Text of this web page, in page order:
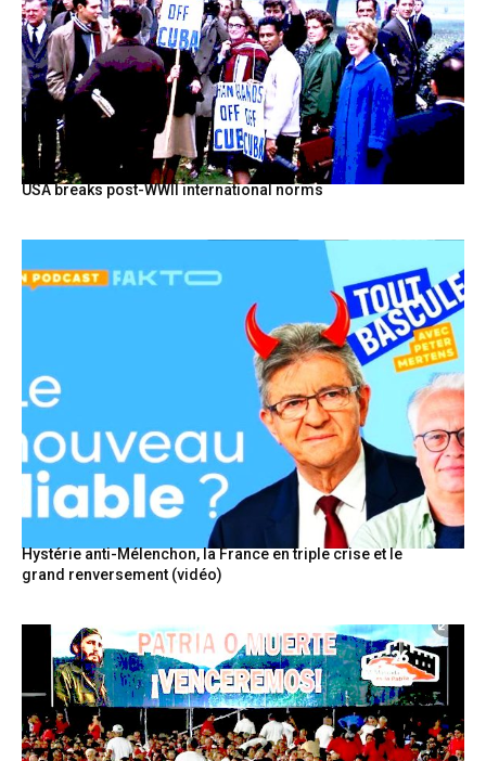
USA breaks post-WWII international norms
Hystérie anti-Mélenchon, la France en triple crise et le
grand renversement (vidéo)